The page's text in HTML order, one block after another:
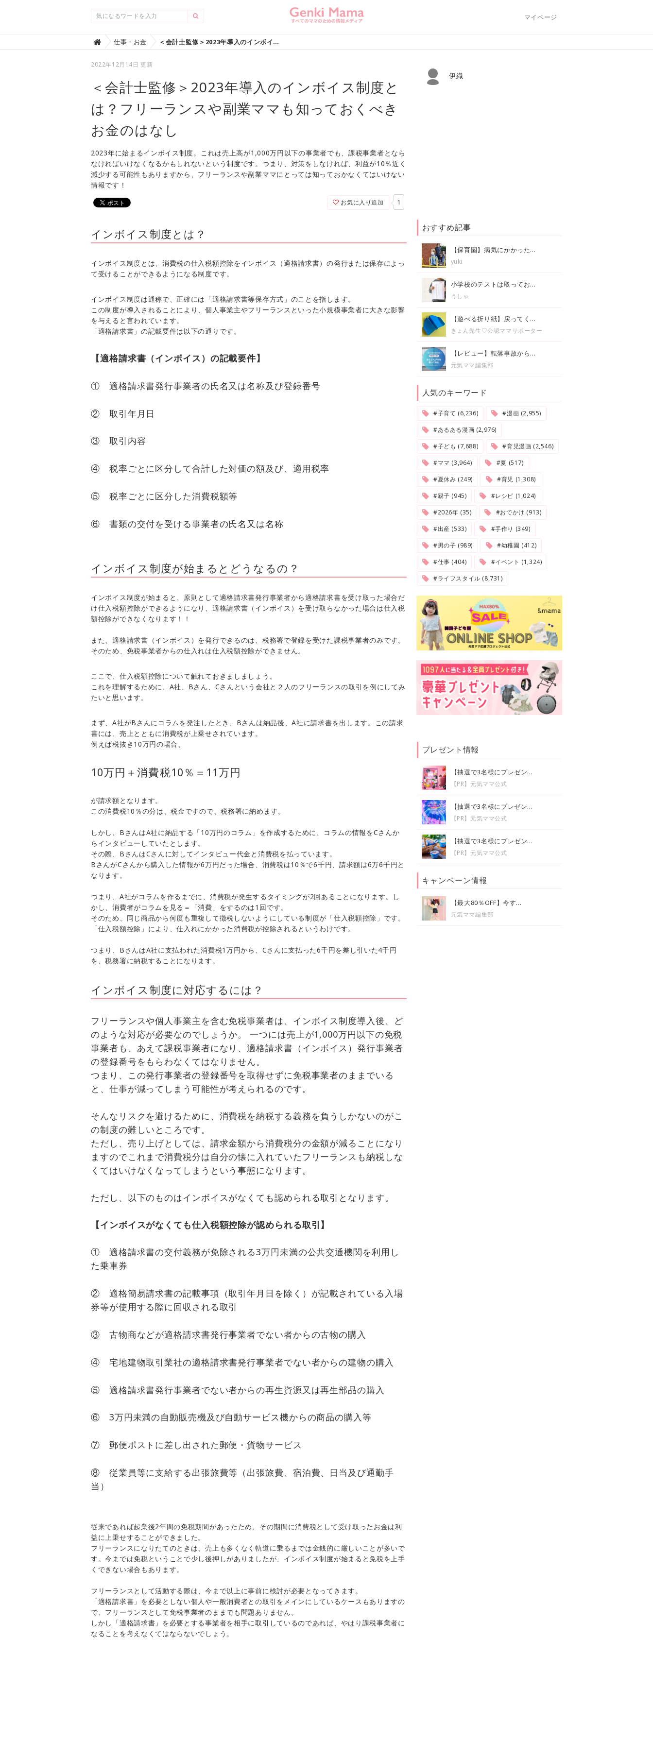
マイページ
Home仕事・お金 ＜会計士監修＞2023年導入のインボイス制度とは？フリーランスや副業ママも知っておくべきお金のはなし
2022年12月14日 更新
＜会計士監修＞2023年導入のインボイス制度と
は？フリーランスや副業ママも知っておくべき
お金のはなし
2023年に始まるインボイス制度。これは売上高が1,000万円以下の事業者でも、課税事業者となら
なければいけなくなるかもしれないという制度です。つまり、対策をしなければ、利益が10％近く
減少する可能性もありますから、フリーランスや副業ママにとっては知っておかなくてはいけない
情報です！
お気に入り追加 1
インボイス制度とは？
インボイス制度とは、消費税の仕入税額控除をインボイス（適格請求書）の発行または保存によっ
て受けることができるようになる制度です。
インボイス制度は通称で、正確には「適格請求書等保存方式」のことを指します。
この制度が導入されることにより、個人事業主やフリーランスといった小規模事業者に大きな影響
を与えると言われています。
「適格請求書」の記載要件は以下の通りです。
【適格請求書（インボイス）の記載要件】
① 適格請求書発行事業者の氏名又は名称及び登録番号
② 取引年月日
③ 取引内容
④ 税率ごとに区分して合計した対価の額及び、適用税率
⑤ 税率ごとに区分した消費税額等
⑥ 書類の交付を受ける事業者の氏名又は名称
インボイス制度が始まるとどうなるの？
インボイス制度が始まると、原則として適格請求書発行事業者から適格請求書を受け取った場合だ
け仕入税額控除ができるようになり、適格請求書（インボイス）を受け取らなかった場合は仕入税
額控除ができなくなります！！
また、適格請求書（インボイス）を発行できるのは、税務署で登録を受けた課税事業者のみです。
そのため、免税事業者からの仕入れは仕入税額控除ができません。
ここで、仕入税額控除について触れておきましましょう。
これを理解するために、A社、Bさん、Cさんという会社と２人のフリーランスの取引を例にしてみ
たいと思います。
まず、A社がBさんにコラムを発注したとき、Bさんは納品後、A社に請求書を出します。この請求
書には、売上とともに消費税が上乗せされています。
例えば税抜き10万円の場合、
10万円＋消費税10％＝11万円
が請求額となります。
この消費税10％の分は、税金ですので、税務署に納めます。
しかし、BさんはA社に納品する「10万円のコラム」を作成するために、コラムの情報をCさんか
らインタビューしていたとします。
その際、BさんはCさんに対してインタビュー代金と消費税を払っています。
BさんがCさんから購入した情報が6万円だった場合、消費税は10％で6千円、請求額は6万6千円と
なります。
つまり、A社がコラムを作るまでに、消費税が発生するタイミングが2回あることになります。し
かし、消費者がコラムを見る＝「消費」をするのは1回です。
そのため、同じ商品から何度も重複して徴税しないようにしている制度が「仕入税額控除」です。
「仕入税額控除」により、仕入れにかかった消費税が控除されるというわけです。
つまり、BさんはA社に支払われた消費税1万円から、Cさんに支払った6千円を差し引いた4千円
を、税務署に納税することになります。
インボイス制度に対応するには？
フリーランスや個人事業主を含む免税事業者は、インボイス制度導入後、ど
のような対応が必要なのでしょうか。 一つには売上が1,000万円以下の免税
事業者も、あえて課税事業者になり、適格請求書（インボイス）発行事業者
の登録番号をもらわなくてはなりません。
つまり、この発行事業者の登録番号を取得せずに免税事業者のままでいる
と、仕事が減ってしまう可能性が考えられるのです。
そんなリスクを避けるために、消費税を納税する義務を負うしかないのがこ
の制度の難しいところです。
ただし、売り上げとしては、請求金額から消費税分の金額が減ることになり
ますのでこれまで消費税分は自分の懐に入れていたフリーランスも納税しな
くてはいけなくなってしまうという事態になります。
ただし、以下のものはインボイスがなくても認められる取引となります。
【インボイスがなくても仕入税額控除が認められる取引】
① 適格請求書の交付義務が免除される3万円未満の公共交通機関を利用し
た乗車券
② 適格簡易請求書の記載事項（取引年月日を除く）が記載されている入場
券等が使用する際に回収される取引
③ 古物商などが適格請求書発行事業者でない者からの古物の購入
④ 宅地建物取引業社の適格請求書発行事業者でない者からの建物の購入
⑤ 適格請求書発行事業者でない者からの再生資源又は再生部品の購入
⑥ 3万円未満の自動販売機及び自動サービス機からの商品の購入等
⑦ 郵便ポストに差し出された郵便・貨物サービス
⑧ 従業員等に支給する出張旅費等（出張旅費、宿泊費、日当及び通勤手
当）
従来であれば起業後2年間の免税期間があったため、その期間に消費税として受け取ったお金は利
益に上乗せすることができました。
フリーランスになりたてのときは、売上も多くなく軌道に乗るまでは金銭的に厳しいことが多いで
す。今までは免税ということで少し後押しがありましたが、インボイス制度が始まると免税を上手
くできない場合もあります。
フリーランスとして活動する際は、今まで以上に事前に検討が必要となってきます。
「適格請求書」を必要としない個人や一般消費者との取引をメインにしているケースもありますの
で、フリーランスとして免税事業者のままでも問題ありません。
しかし「適格請求書」を必要とする事業者を相手に取引しているのであれば、やはり課税事業者に
なることを考えなくてはならないでしょう。
伊織
おすすめ記事
【保育園】病気にかかった...
yuki
小学校のテストは取ってお...
うしゃ
【遊べる折り紙】戻ってく...
きょん先生♡公認ママサポーター
【レビュー】転落事故から...
元気ママ編集部
人気のキーワード
#子育て (6,236)
#漫画 (2,955)
#あるある漫画 (2,976)
#子ども (7,688)
#育児漫画 (2,546)
#ママ (3,964)
#夏 (517)
#夏休み (249)
#育児 (1,308)
#親子 (945)
#レシピ (1,024)
#2026年 (35)
#おでかけ (913)
#出産 (533)
#手作り (349)
#男の子 (989)
#幼稚園 (412)
#仕事 (404)
#イベント (1,324)
#ライフスタイル (8,731)
プレゼント情報
【抽選で3名様にプレゼン...
【PR】元気ママ公式
【抽選で3名様にプレゼン...
【PR】元気ママ公式
【抽選で3名様にプレゼン...
【PR】元気ママ公式
キャンペーン情報
【最大80％OFF】今す...
元気ママ編集部